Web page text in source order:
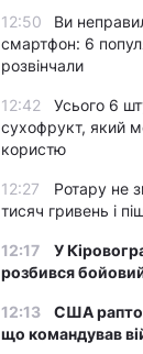
12:50
Ви
смартфон: 6
розвінчали
12:42
Усього 6
сухофрукт, який
користю
12:27
Ротару не
тисяч гривень і
12:17
У
розбився
12:13
США
що командував